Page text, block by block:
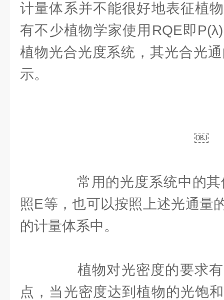
计量体系并不能很好地表征植
有不少植物学家使用RQE即
植物光合光度系统，其光合光
示。
￼
常用的光度系统中的其
照E等，也可以按照上述光通量
的计量体系中。
植物对光密度的要求有
点，当光密度达到植物的光饱